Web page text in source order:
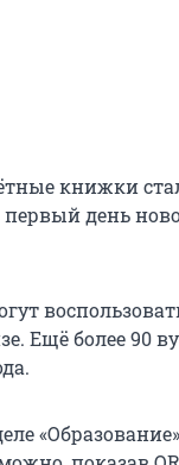
книжки
первый день
Ещё более 90
«Образование»